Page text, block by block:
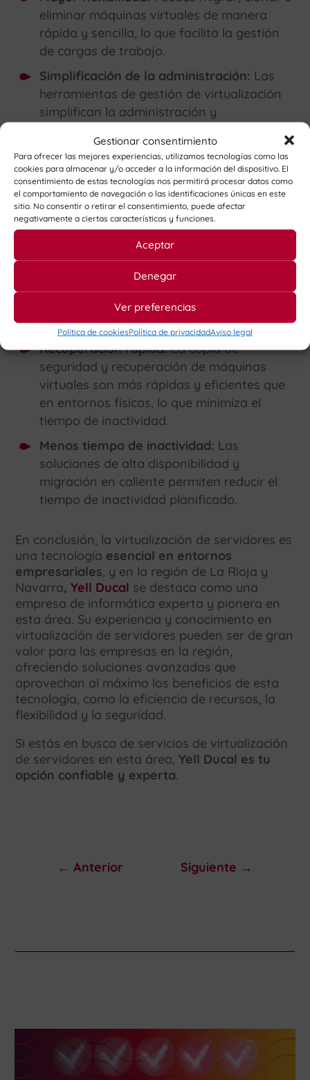
Gestionar consentimiento
Para ofrecer las mejores experiencias, utilizamos tecnologías como las
cookies para almacenar y/o acceder a la información del dispositivo. El
consentimiento de estas tecnologías nos permitirá procesar datos como
el comportamiento de navegación o las identificaciones únicas en este
sitio. No consentir o retirar el consentimiento, puede afectar
negativamente a ciertas características y funciones.
Aceptar
Denegar
Ver preferencias
Política de cookiesPolítica de privacidadAviso legal
eliminar máquinas virtuales de manera
rápida y sencilla, lo que facilita la gestión
de cargas de trabajo.
Simplificación de la administración: Las
herramientas de gestión de virtualización
simplifican la administración y
implementación de nuevas máquinas
virtuales.
Mayor seguridad:La segregación de
máquinas virtuales mejora la seguridad al
evitar que una máquina virtual
comprometida afecte a otras.
Puedes agregar o quitar
recursos de máquinas virtuales según sea
necesario, lo que permite adaptarse a las
fluctuaciones en la demanda.
Recuperación rápida:La copia de
seguridad y recuperación de máquinas
virtuales son más rápidas y eficientes que
en entornos físicos, lo que minimiza el
tiempo de inactividad.
Menos tiempo de inactividad: Las
soluciones de alta disponibilidad y
migración en caliente permiten reducir el
tiempo de inactividad planificado.
En conclusión, la virtualización de servidores es
una tecnología esencial en entornos
empresariales, y en la región de La Rioja y
Navarra,Yell Ducal se destaca como una
empresa de informática experta y pionera en
esta área. Su experiencia y conocimiento en
virtualización de servidores pueden ser de gran
valor para las empresas en la región,
ofreciendo soluciones avanzadas que
aprovechan al máximo los beneficios de esta
tecnología, como la eficiencia de recursos, la
flexibilidad y la seguridad.
Si estás en busca de servicios de virtualización
de servidores en esta área,Yell Ducal es tu
opción confiable y experta.
← Anterior Siguiente →